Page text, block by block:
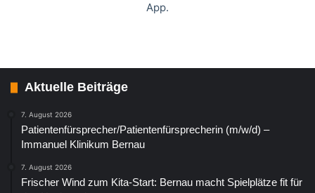
App.
Aktuelle Beiträge
7. August 2026
Patientenfürsprecher/Patientenfürsprecherin (m/w/d) –
Immanuel Klinikum Bernau
7. August 2026
Frischer Wind zum Kita-Start: Bernau macht Spielplätze fit für